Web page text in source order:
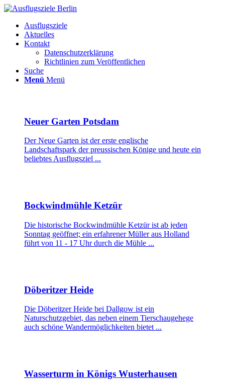
Ausflugsziele
Aktuelles
Kontakt
Datenschutzerklärung
Richtlinien zum Veröffentlichen
Suche
Menü Menü
Neuer Garten Potsdam
Der Neue Garten ist der erste englische
Landschaftspark der preussischen Könige und heute ein
beliebtes Ausflugsziel ...
Bockwindmühle Ketzür
Die historische Bockwindmühle Ketzür ist ab jeden
Sonntag geöffnet; ein erfahrener Müller aus Holland
führt von 11 - 17 Uhr durch die Mühle ...
Döberitzer Heide
Die Döberitzer Heide bei Dallgow ist ein
Naturschutzgebiet, das neben einem Tierschaugehege
auch schöne Wandermöglichkeiten bietet ...
Wasserturm in Königs Wusterhausen